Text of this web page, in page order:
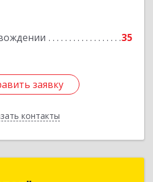
35
заявку
контакты
заявку
Назад